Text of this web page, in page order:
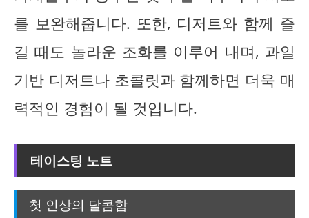
를 보완해줍니다. 또한, 디저트와 함께 즐
길 때도 놀라운 조화를 이루어 내며, 과일
기반 디저트나 초콜릿과 함께하면 더욱 매
력적인 경험이 될 것입니다.
테이스팅 노트
첫 인상의 달콤함